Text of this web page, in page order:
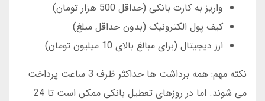
واریز به کارت بانکی (حداقل 500 هزار تومان)
کیف پول الکترونیک (بدون حداقل مبلغ)
ارز دیجیتال (برای مبالغ بالای 10 میلیون تومان)
نکته مهم: همه برداشت ها حداکثر ظرف 3 ساعت پرداخت
می شوند. اما در روزهای تعطیل بانکی ممکن است تا 24